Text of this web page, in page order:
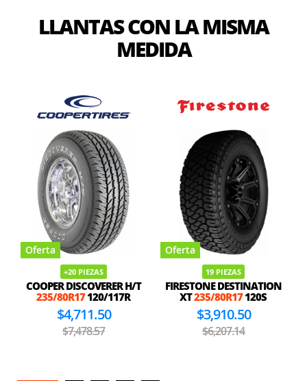
LLANTAS CON LA MISMA
MEDIDA
Oferta
+20 PIEZAS
COOPER DISCOVERER H/T
235/80R17120/117R
$4,711.50
$7,478.57
Oferta
19 PIEZAS
FIRESTONE DESTINATION
XT235/80R17120S
$3,910.50
$6,207.14